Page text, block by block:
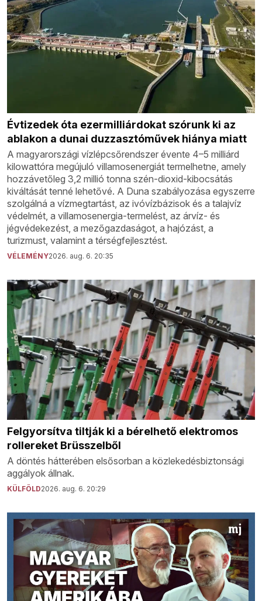
Évtizedek óta ezermilliárdokat szórunk ki az
ablakon a dunai duzzasztóművek hiánya miatt
A magyarországi vízlépcsőrendszer évente 4–5 milliárd
kilowattóra megújuló villamosenergiát termelhetne, amely
hozzávetőleg 3,2 millió tonna szén-dioxid-kibocsátás
kiváltását tenné lehetővé. A Duna szabályozása egyszerre
szolgálná a vízmegtartást, az ivóvízbázisok és a talajvíz
védelmét, a villamosenergia-termelést, az árvíz- és
jégvédekezést, a mezőgazdaságot, a hajózást, a
turizmust, valamint a térségfejlesztést.
VÉLEMÉNY2026. aug. 6. 20:35
Felgyorsítva tiltják ki a bérelhető elektromos
rollereket Brüsszelből
A döntés hátterében elsősorban a közlekedésbiztonsági
aggályok állnak.
KÜLFÖLD2026. aug. 6. 20:29